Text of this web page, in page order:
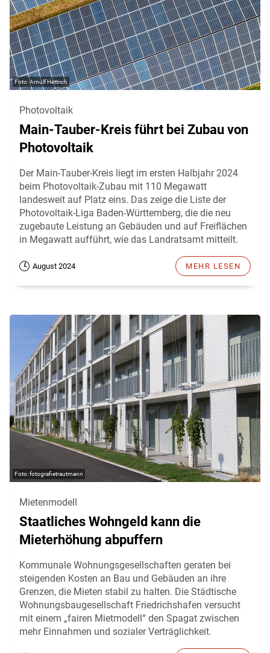
Arnulf Hettrich
Photovoltaik
Main-Tauber-Kreis führt bei Zubau von
Photovoltaik
Der Main-Tauber-Kreis liegt im ersten Halbjahr 2024
beim Photovoltaik-Zubau mit 110 Megawatt
landesweit auf Platz eins. Das zeige die Liste der
Photovoltaik-Liga Baden-Württemberg, die die neu
zugebaute Leistung an Gebäuden und auf Freiflächen
in Megawatt aufführt, wie das Landratsamt mitteilt.
August 2024 MEHR LESEN
fotografietrautmann
Mietenmodell
Staatliches Wohngeld kann die
Mieterhöhung abpuffern
Kommunale Wohnungsgesellschaften geraten bei
steigenden Kosten an Bau und Gebäuden an ihre
Grenzen, die Mieten stabil zu halten. Die Städtische
Wohnungsbaugesellschaft Friedrichshafen versucht
mit einem „fairen Mietmodell“ den Spagat zwischen
mehr Einnahmen und sozialer Verträglichkeit.